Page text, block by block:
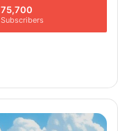
75,700
Subscribers